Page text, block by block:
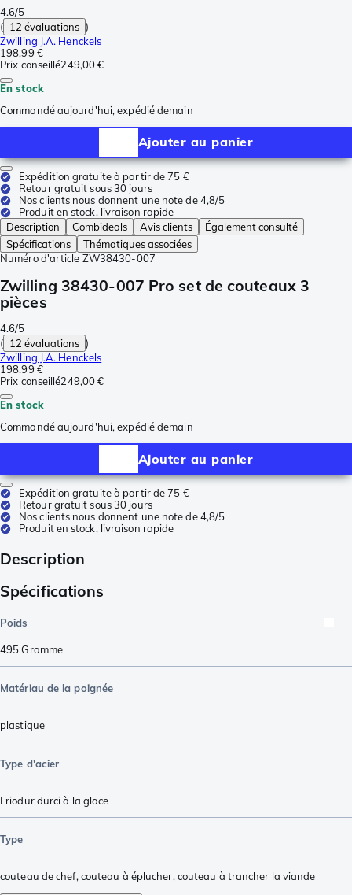
4.6/5
( 12 évaluations )
Zwilling J.A. Henckels
198,99 €
Prix conseillé249,00 €
En stock
Commandé aujourd'hui, expédié demain
Ajouter au panier
Expédition gratuite à partir de 75 €
Retour gratuit sous 30 jours
Nos clients nous donnent une note de 4,8/5
Produit en stock, livraison rapide
Description
Combideals Avis clients
Également consulté
Spécifications
Thématiques associées
Numéro d'article ZW38430-007
Zwilling 38430-007 Pro set de couteaux 3
pièces
4.6/5
( 12 évaluations )
Zwilling J.A. Henckels
198,99 €
Prix conseillé249,00 €
En stock
Commandé aujourd'hui, expédié demain
Ajouter au panier
Expédition gratuite à partir de 75 €
Retour gratuit sous 30 jours
Nos clients nous donnent une note de 4,8/5
Produit en stock, livraison rapide
Description
Spécifications
Poids
495Gramme
Matériau de la poignée
plastique
Type d'acier
Friodur durci à la glace
Type
couteau de chef,couteau à éplucher,couteau à trancher la viande